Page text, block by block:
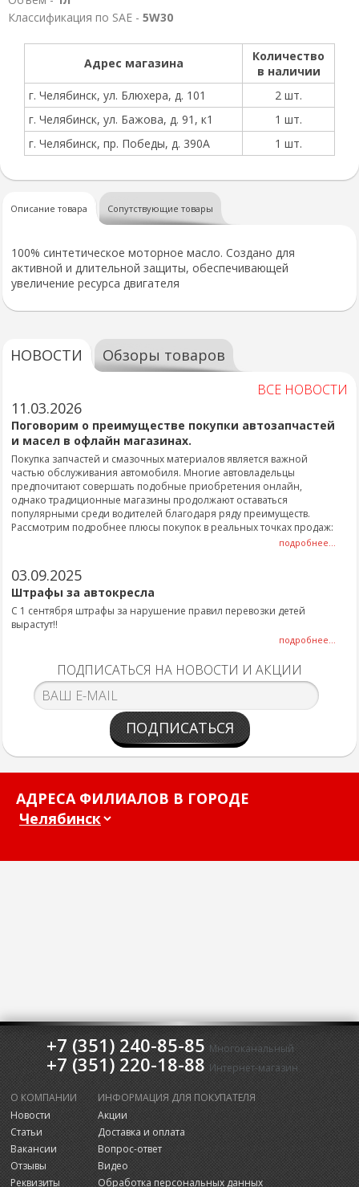
Классификация по SAE - 5W30
Адрес магазина
Количество
в наличии
г. Челябинск, ул. Блюхера, д. 101
2 шт.
г. Челябинск, ул. Бажова, д. 91, к1
1 шт.
г. Челябинск, пр. Победы, д. 390А
1 шт.
Описание товара Сопутствующие товары
100% синтетическое моторное масло. Создано для
активной и длительной защиты, обеспечивающей
увеличение ресурса двигателя
НОВОСТИ Обзоры товаров
ВСЕ НОВОСТИ
11.03.2026
Поговорим о преимуществе покупки автозапчастей
и масел в офлайн магазинах.
Покупка запчастей и смазочных материалов является важной
частью обслуживания автомобиля. Многие автовладельцы
предпочитают совершать подобные приобретения онлайн,
однако традиционные магазины продолжают оставаться
популярными среди водителей благодаря ряду преимуществ.
Рассмотрим подробнее плюсы покупок в реальных точках продаж:
подробнее...
03.09.2025
Штрафы за автокресла
С 1 сентября штрафы за нарушение правил перевозки детей
вырастут!!
подробнее...
ПОДПИСАТЬСЯ НА НОВОСТИ И АКЦИИ
ПОДПИСАТЬСЯ
АДРЕСА ФИЛИАЛОВ В ГОРОДЕ
+7 (351) 240-85-85 Многоканальный
+7 (351) 220-18-88 Интернет-магазин
О КОМПАНИИ
Новости
Статьи
Вакансии
Отзывы
Реквизиты
ИНФОРМАЦИЯ ДЛЯ ПОКУПАТЕЛЯ
Акции
Доставка и оплата
Вопрос-ответ
Видео
Обработка персональных данных